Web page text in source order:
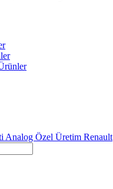
Analog Özel Üretim Renault